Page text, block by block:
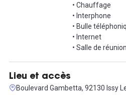
• Chauffage
• Interphone
• Bulle
• Internet
• Salle de réunion
Lieu et accès
Boulevard Gambetta, 92130 Issy